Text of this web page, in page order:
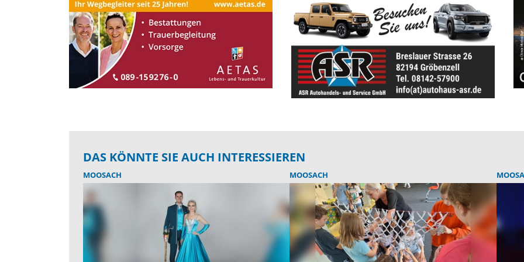
DAS KÖNNTE SIE AUCH INTERESSIEREN
MOOSACH MOOSACH